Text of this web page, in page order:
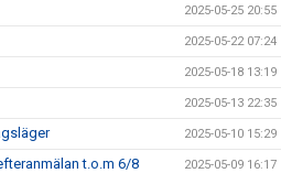
2025-05-25 20:55
2025-05-22 07:24
2025-05-18 13:19
2025-05-13 22:35
2025-05-10 15:29
t.o.m 6/8 2025-05-09 16:17